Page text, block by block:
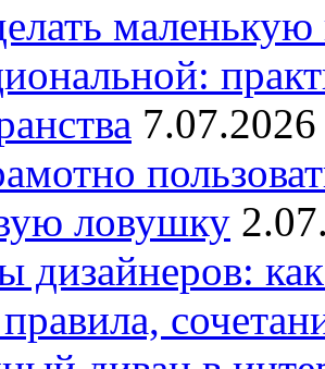
ловушку
дизайнеров: